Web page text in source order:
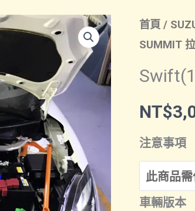
首頁 /
SUMMIT
NT$
注意事項
車輛版本